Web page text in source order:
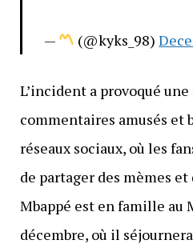
— (@kyks_98)
L’incident a provoqué
commentaires amusés et
réseaux sociaux, où les
de partager des mèmes
Mbappé est en famille au
décembre, où il séjournera